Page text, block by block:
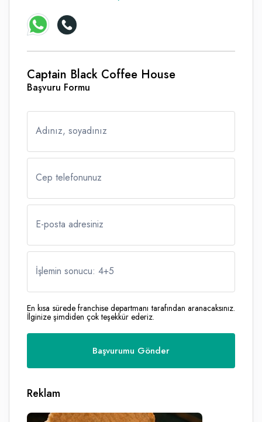
Seyahat - Rent A Car
Tabela - Dijital Baskı
Captain Black Coffee House
Başvuru Formu
Adınız, soyadınız
Cep telefonunuz
E-posta adresiniz
İşlemin sonucu: 4+5
En kısa sürede franchise departmanı tarafından aranacaksınız.
İlginize şimdiden çok teşekkür ederiz.
Reklam